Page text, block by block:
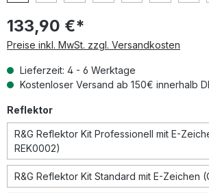
133,90 €*
Preise inkl. MwSt. zzgl. Versandkosten
Lieferzeit: 4 - 6 Werktage
Kostenloser Versand ab 150€ innerhalb
Reflektorauswählen
R&G Reflektor Kit Professionell mit E-
REK0002)
R&G Reflektor Kit Standard mit E-Zeichen